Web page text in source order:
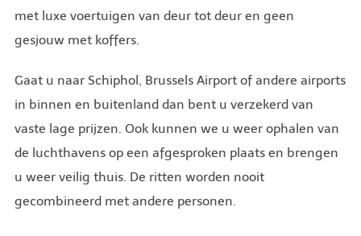
met luxe voertuigen van deur tot deur en geen
gesjouw met koffers.
Gaat u naar Schiphol, Brussels Airport of andere airports
in binnen en buitenland dan bent u verzekerd van
vaste lage prijzen. Ook kunnen we u weer ophalen van
de luchthavens op een afgesproken plaats en brengen
u weer veilig thuis. De ritten worden nooit
gecombineerd met andere personen.